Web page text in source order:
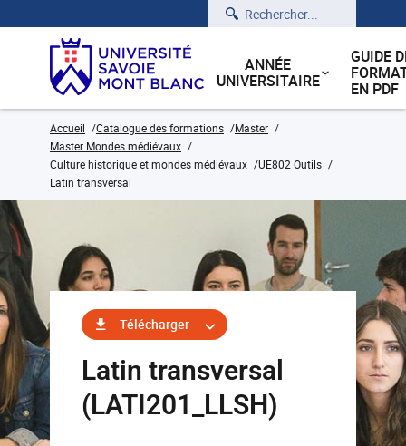
Rechercher
ANNÉE
UNIVERSITAIRE
GUIDE
EN PDF
Accueil Catalogue des formations
Master
Master Mondes médiévaux
Culture historique et mondes médiévaux
UE802 Outils
Latin transversal
Télécharger
Latin transversal
(LATI201_LLSH)